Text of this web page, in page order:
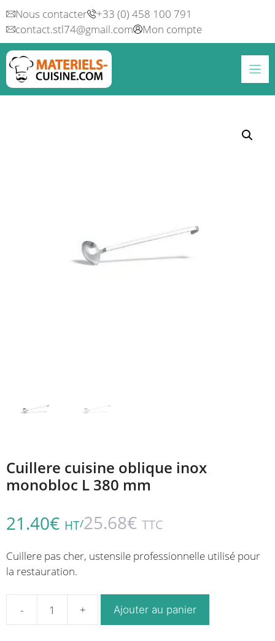
Aller
au
contenu
Nous contacter
+33 (0) 458 100 791
contact.stl74@gmail.com
Mon compte
Cuillere cuisine oblique inox
monobloc L 380 mm
21.40€ HT/25.68€ TTC
Cuillere pas cher, ustensile professionnelle utilisé pour
la restauration.
quantité
Ajouter au panier